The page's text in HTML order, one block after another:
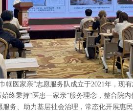
医家亲”志愿服务队成立于2021年，现有
始终秉持“医患一家亲”服务理念，整合院
服务、助力基层社会治理，常态化开展惠